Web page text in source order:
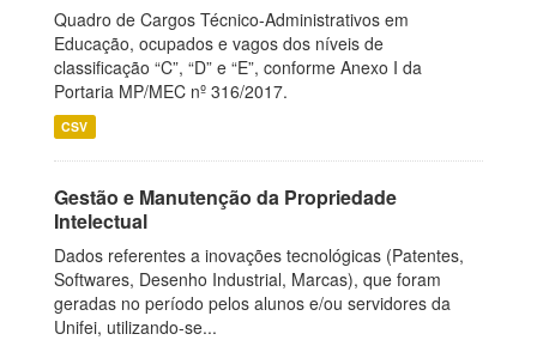
Quadro de Cargos Técnico-Administrativos em
Educação, ocupados e vagos dos níveis de
classificação “C”, “D” e “E”, conforme Anexo I da
Portaria MP/MEC nº 316/2017.
CSV
Gestão e Manutenção da Propriedade
Intelectual
Dados referentes a inovações tecnológicas (Patentes,
Softwares, Desenho Industrial, Marcas), que foram
geradas no período pelos alunos e/ou servidores da
Unifei, utilizando-se...